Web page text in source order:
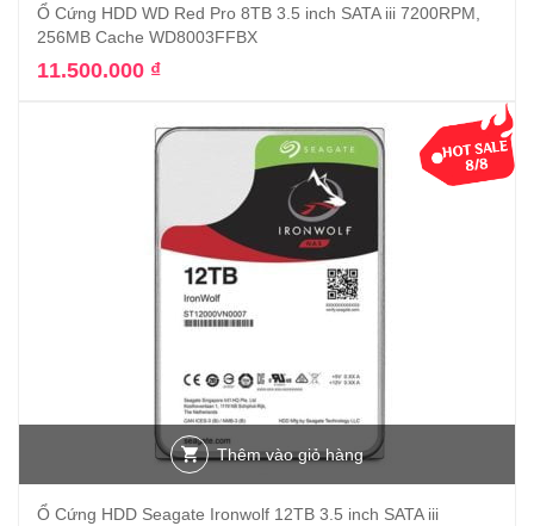
Ổ Cứng HDD WD Red Pro 8TB 3.5 inch SATA iii 7200RPM,
256MB Cache WD8003FFBX
11.500.000 ₫
Thêm vào giỏ hàng
Ổ Cứng HDD Seagate Ironwolf 12TB 3.5 inch SATA iii